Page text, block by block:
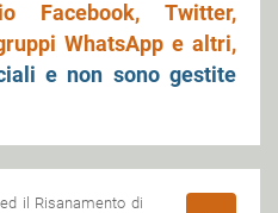
Facebook, Twitter,
WhatsApp e altri,
e non sono gestite
il Risanamento di